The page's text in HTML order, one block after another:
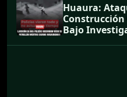
Huaura:
Construcción
Bajo